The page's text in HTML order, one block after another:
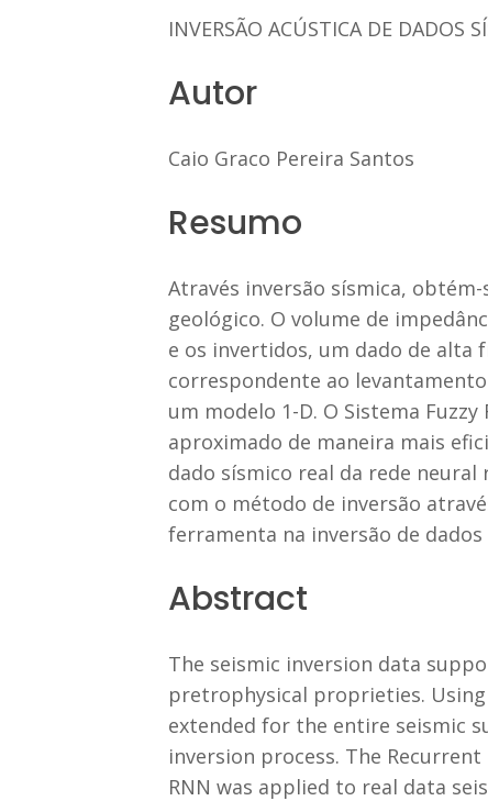
INVERSÃO ACÚSTICA DE DADOS
Autor
Caio Graco Pereira Santos
Resumo
Através inversão sísmica,
geológico. O volume de
e os invertidos, um dado de alta
correspondente ao
um modelo 1-D. O Sistema
aproximado de maneira mais
dado sísmico real da rede
com o método de inversão
ferramenta na inversão de
Abstract
The seismic inversion data
pretrophysical proprieties.
extended for the entire seismic
inversion process. The
RNN was applied to real data